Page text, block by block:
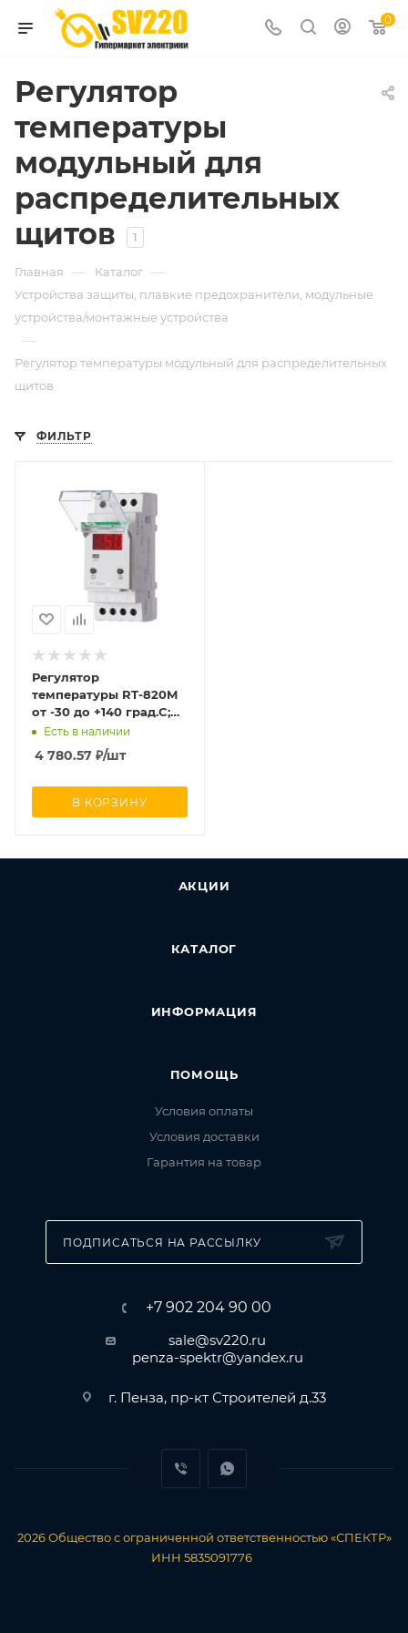
0
Регулятор
температуры
модульный для
распределительных
щитов
1
Главная — Каталог —
Устройства защиты, плавкие предохранители, модульные
устройства/монтажные устройства
—
Регулятор температуры модульный для распределительных
щитов
ФИЛЬТР
Регулятор
температуры RT-820M
от -30 до +140 град.C;
16А 24-264В DC/30-
264В AC 1Z IP20
микропроцессорный;
цифровая индикация;
выносной датчик с
Есть в наличии
4 780.57 ₽/шт
В КОРЗИНУ
АКЦИИ
КАТАЛОГ
ИНФОРМАЦИЯ
ПОМОЩЬ
Условия оплаты
Условия доставки
Гарантия на товар
ПОДПИСАТЬСЯ НА РАССЫЛКУ
+7 902 204 90 00
sale@sv220.ru
penza-spektr@yandex.ru
г. Пенза, пр-кт Строителей д.33
2026 Общество с ограниченной ответственностью «СПЕКТР»
ИНН 5835091776